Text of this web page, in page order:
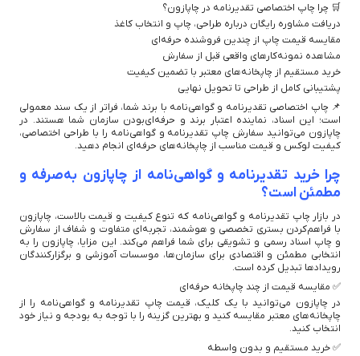
🛒 چرا چاپ اختصاصی تقدیرنامه در چاپازون؟
دریافت مشاوره رایگان درباره طراحی، چاپ و انتخاب کاغذ
مقایسه قیمت چاپ از چندین فروشنده حرفه‌ای
مشاهده نمونه‌کارهای واقعی قبل از سفارش
خرید مستقیم از چاپخانه‌های معتبر با تضمین کیفیت
پشتیبانی کامل از طراحی تا تحویل نهایی
📌 چاپ اختصاصی تقدیرنامه و گواهی‌نامه با برند شما، فراتر از یک سند معمولی
است؛ این اسناد، نماینده اعتبار برند و حرفه‌ای‌بودن سازمان شما هستند. در
چاپازون می‌توانید سفارش چاپ تقدیرنامه و گواهی‌نامه را با طراحی اختصاصی،
کیفیت لوکس و قیمت مناسب از چاپخانه‌های حرفه‌ای انجام دهید.
چرا خرید تقدیرنامه و گواهی‌نامه از چاپازون به‌صرفه و
مطمئن است؟
در بازار چاپ تقدیرنامه و گواهی‌نامه که تنوع کیفیت و قیمت بالاست، چاپازون
با فراهم‌کردن بستری تخصصی و هوشمند، تجربه‌ای متفاوت و شفاف از سفارش
و چاپ اسناد رسمی و تشویقی برای شما فراهم می‌کند. این مزایا، چاپازون را به
انتخابی مطمئن و اقتصادی برای سازمان‌ها، موسسات آموزشی و برگزارکنندگان
رویدادها تبدیل کرده است.
✅ مقایسه قیمت از چند چاپخانه حرفه‌ای
در چاپازون می‌توانید با یک کلیک، قیمت چاپ تقدیرنامه و گواهی‌نامه را از
چاپخانه‌های معتبر مقایسه کنید و بهترین گزینه را با توجه به بودجه و نیاز خود
انتخاب کنید.
✅ خرید مستقیم و بدون واسطه